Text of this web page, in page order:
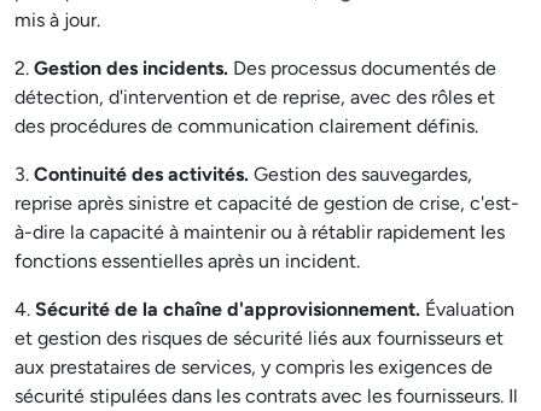
mis à jour.
2. Gestion des incidents. Des processus documentés de
détection, d'intervention et de reprise, avec des rôles et
des procédures de communication clairement définis.
3. Continuité des activités. Gestion des sauvegardes,
reprise après sinistre et capacité de gestion de crise, c'est-
à-dire la capacité à maintenir ou à rétablir rapidement les
fonctions essentielles après un incident.
4. Sécurité de la chaîne d'approvisionnement. Évaluation
et gestion des risques de sécurité liés aux fournisseurs et
aux prestataires de services, y compris les exigences de
sécurité stipulées dans les contrats avec les fournisseurs. Il